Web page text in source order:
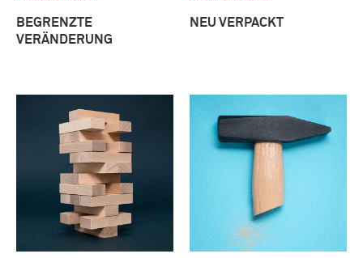
BEGRENZTE
VERÄNDERUNG
NEU VERPACKT